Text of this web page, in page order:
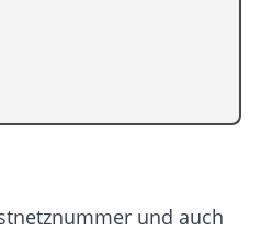
und auch